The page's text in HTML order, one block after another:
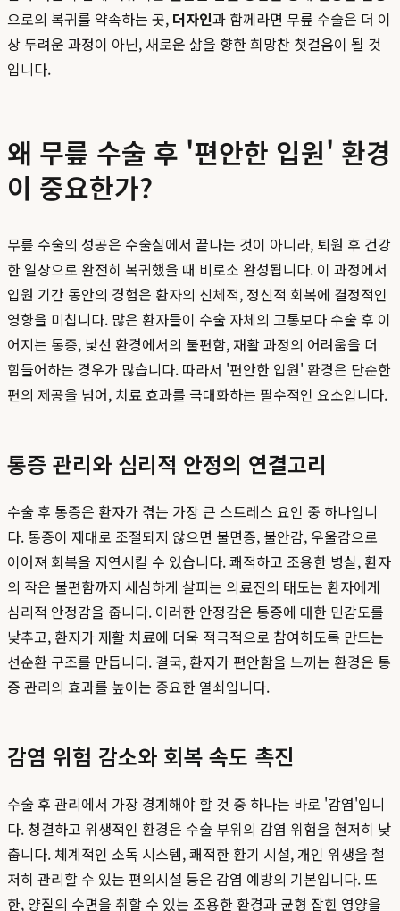
으로의 복귀를 약속하는 곳, 더자인과 함께라면 무릎 수술은 더 이
상 두려운 과정이 아닌, 새로운 삶을 향한 희망찬 첫걸음이 될 것
입니다.
왜 무릎 수술 후 '편안한 입원' 환경
이 중요한가?
무릎 수술의 성공은 수술실에서 끝나는 것이 아니라, 퇴원 후 건강
한 일상으로 완전히 복귀했을 때 비로소 완성됩니다. 이 과정에서
입원 기간 동안의 경험은 환자의 신체적, 정신적 회복에 결정적인
영향을 미칩니다. 많은 환자들이 수술 자체의 고통보다 수술 후 이
어지는 통증, 낯선 환경에서의 불편함, 재활 과정의 어려움을 더
힘들어하는 경우가 많습니다. 따라서 '편안한 입원' 환경은 단순한
편의 제공을 넘어, 치료 효과를 극대화하는 필수적인 요소입니다.
통증 관리와 심리적 안정의 연결고리
수술 후 통증은 환자가 겪는 가장 큰 스트레스 요인 중 하나입니
다. 통증이 제대로 조절되지 않으면 불면증, 불안감, 우울감으로
이어져 회복을 지연시킬 수 있습니다. 쾌적하고 조용한 병실, 환자
의 작은 불편함까지 세심하게 살피는 의료진의 태도는 환자에게
심리적 안정감을 줍니다. 이러한 안정감은 통증에 대한 민감도를
낮추고, 환자가 재활 치료에 더욱 적극적으로 참여하도록 만드는
선순환 구조를 만듭니다. 결국, 환자가 편안함을 느끼는 환경은 통
증 관리의 효과를 높이는 중요한 열쇠입니다.
감염 위험 감소와 회복 속도 촉진
수술 후 관리에서 가장 경계해야 할 것 중 하나는 바로 '감염'입니
다. 청결하고 위생적인 환경은 수술 부위의 감염 위험을 현저히 낮
춥니다. 체계적인 소독 시스템, 쾌적한 환기 시설, 개인 위생을 철
저히 관리할 수 있는 편의시설 등은 감염 예방의 기본입니다. 또
한, 양질의 수면을 취할 수 있는 조용한 환경과 균형 잡힌 영양을